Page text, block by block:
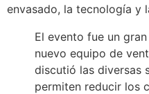
envasado, la tecnología y
El evento fue un
nuevo equipo de
discutió las diversas
permiten reducir los